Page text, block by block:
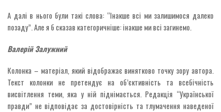
А далі в нього були такі слова: “Інакше всі ми залишимося далеко
позаду”. Але я б сказав категоричніше: інакше ми всі загинемо.
Валерій Залужний
Колонка – матеріал, який відображає винятково точку зору автора.
Текст колонки не претендує на об’єктивність та всебічність
висвітлення теми, яка у ній піднімається. Редакція “Української
правди” не відповідає за достовірність та тлумачення наведеної